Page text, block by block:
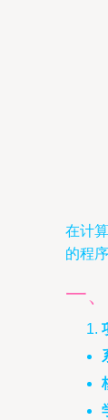
在计
的程
一